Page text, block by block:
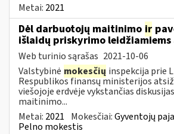
Metai: 2021
Dėl darbuotojų maitinimo ir
išlaidų priskyrimo
Web turinio sąrašas 2021-10-06
Valstybinė mokesčių inspekcija prie
Respublikos finansų ministerijos
viešojoje erdvėje vykstančias
maitinimo...
Metai: 2021 Mokesčiai:Gyventojų
Pelno mokestis